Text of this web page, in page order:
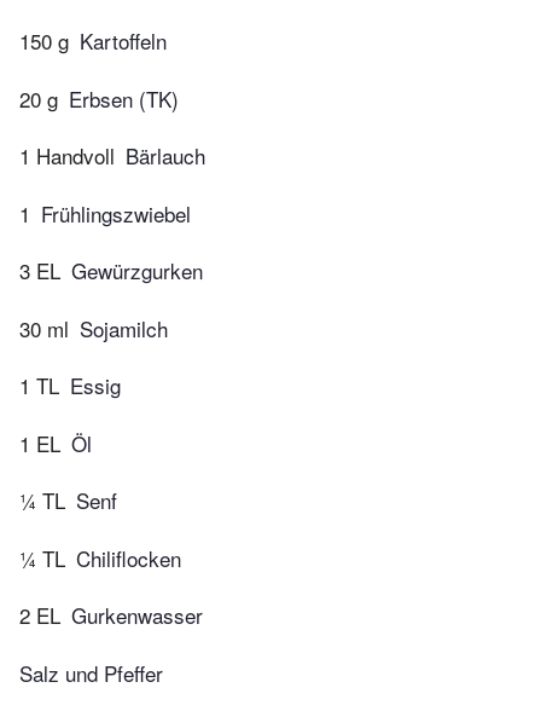
150 g Kartoffeln
20 g Erbsen (TK)
1 Handvoll Bärlauch
1 Frühlingszwiebel
3 EL Gewürzgurken
30 ml Sojamilch
1 TL Essig
1 EL Öl
¼ TL Senf
¼ TL Chiliflocken
2 EL Gurkenwasser
Salz und Pfeffer